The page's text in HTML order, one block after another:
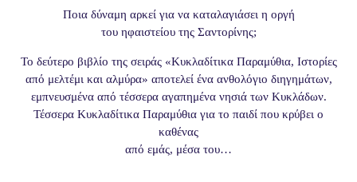
Ποια δύναμη αρκεί για να καταλαγιάσει η οργή
του ηφαιστείου της Σαντορίνης;
Το δεύτερο βιβλίο της σειράς «Κυκλαδίτικα Παραμύθια, Ιστορίες
από μελτέμι και αλμύρα» αποτελεί ένα ανθολόγιο διηγημάτων,
εμπνευσμένα από τέσσερα αγαπημένα νησιά των Κυκλάδων.
Τέσσερα Κυκλαδίτικα Παραμύθια για το παιδί που κρύβει ο
καθένας
από εμάς, μέσα του…